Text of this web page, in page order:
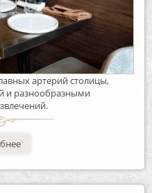
артерий столицы,
и разнообразными